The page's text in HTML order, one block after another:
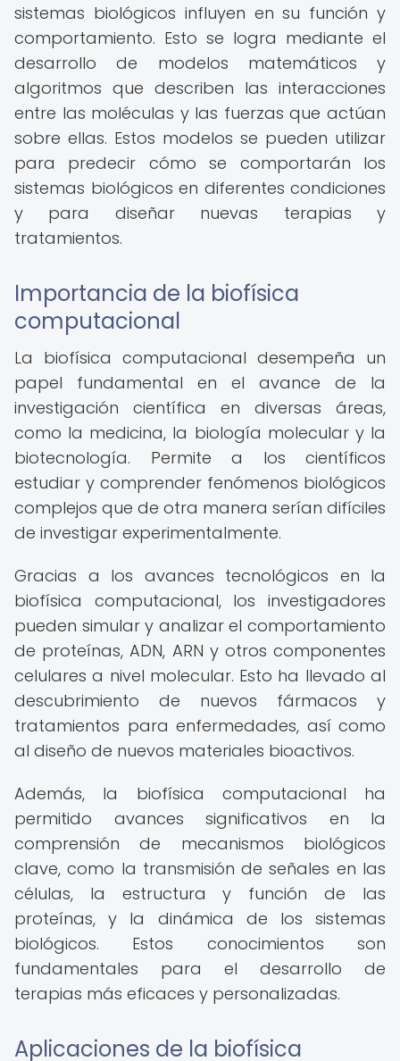
sistemas biológicos influyen en su función y
comportamiento. Esto se logra mediante el
desarrollo de modelos matemáticos y
algoritmos que describen las interacciones
entre las moléculas y las fuerzas que actúan
sobre ellas. Estos modelos se pueden utilizar
para predecir cómo se comportarán los
sistemas biológicos en diferentes condiciones
y para diseñar nuevas terapias y
tratamientos.
Importancia de la biofísica
computacional
La biofísica computacional desempeña un
papel fundamental en el avance de la
investigación científica en diversas áreas,
como la medicina, la biología molecular y la
biotecnología. Permite a los científicos
estudiar y comprender fenómenos biológicos
complejos que de otra manera serían difíciles
de investigar experimentalmente.
Gracias a los avances tecnológicos en la
biofísica computacional, los investigadores
pueden simular y analizar el comportamiento
de proteínas, ADN, ARN y otros componentes
celulares a nivel molecular. Esto ha llevado al
descubrimiento de nuevos fármacos y
tratamientos para enfermedades, así como
al diseño de nuevos materiales bioactivos.
Además, la biofísica computacional ha
permitido avances significativos en la
comprensión de mecanismos biológicos
clave, como la transmisión de señales en las
células, la estructura y función de las
proteínas, y la dinámica de los sistemas
biológicos. Estos conocimientos son
fundamentales para el desarrollo de
terapias más eficaces y personalizadas.
Aplicaciones de la biofísica